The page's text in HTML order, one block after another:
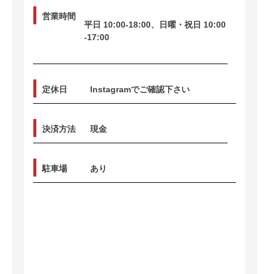
営業時間
平日 10:00-18:00、日曜・祝日 10:00
-17:00
定休日 Instagramでご確認下さい
決済方法 現金
駐車場 あり